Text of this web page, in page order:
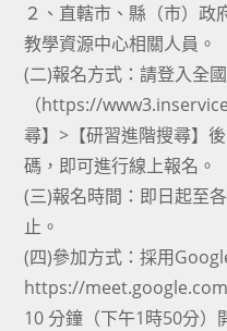
２、直轄市、縣（市）政
教學資源中心相關人員。
(二)報名方式：請登入全
（https://
尋】>【研習進階搜尋】
碼，即可進行線上報名。
(三)報名時間：即日起至
止。
(四)參加方式：採用
https://
10 分鐘（下午1時50分）